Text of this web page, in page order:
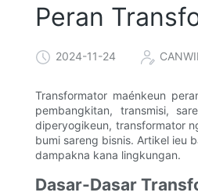
Peran
2024-11-24
Transformator maénkeun
pembangkitan, transmisi,
diperyogikeun, transformator
bumi sareng bisnis. Artikel ieu
dampakna kana lingkungan.
Dasar-Dasar